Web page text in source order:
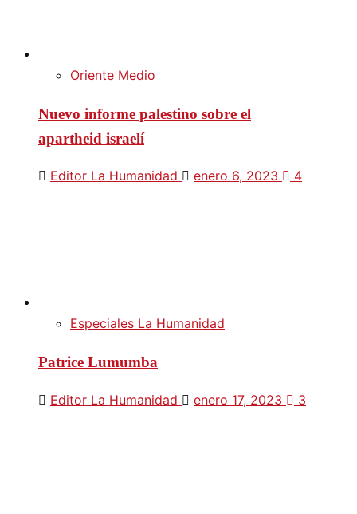
Oriente Medio
Nuevo informe palestino sobre el
apartheid israelí
Editor La Humanidad enero 6, 2023 4
Especiales La Humanidad
Patrice Lumumba
Editor La Humanidad enero 17, 2023 3